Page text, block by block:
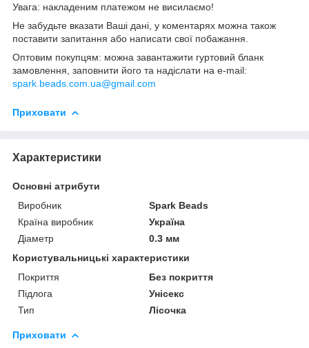
Увага: накладеним платежом не висилаємо!
Не забудьте вказати Ваші дані, у коментарях можна також
поставити запитання або написати свої побажання.
Оптовим покупцям: можна завантажити гуртовий бланк
замовлення, заповнити його та надіслати на e-mail:
spark.beads.com.ua@gmail.com
Приховати
Характеристики
Основні атрибути
Виробник
Spark Beads
Країна виробник
Україна
Діаметр
0.3 мм
Користувальницькі характеристики
Покриття
Без покриття
Підлога
Унісекс
Тип
Лісочка
Приховати